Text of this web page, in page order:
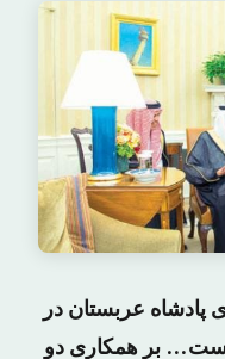
پادشاه عربستان در
بر همکاری دو